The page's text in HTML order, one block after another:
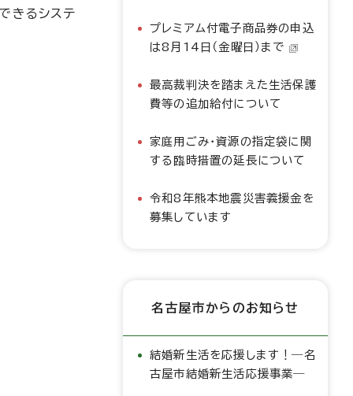
きるシステ
プレミアム付電子商品券の申込
は8月14日（金曜日）まで
最高裁判決を踏まえた生活保護
費等の追加給付について
家庭用ごみ・資源の指定袋に関
する臨時措置の延長について
令和8年熊本地震災害義援金を
募集しています
名古屋市からのお知らせ
結婚新生活を応援します！―名
古屋市結婚新生活応援事業―